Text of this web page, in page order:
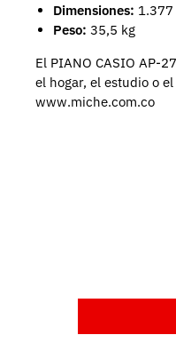
Dimensiones:
Peso: 35,5 kg
El PIANO CASIO AP-
el hogar, el estudio o
www.miche.com.co